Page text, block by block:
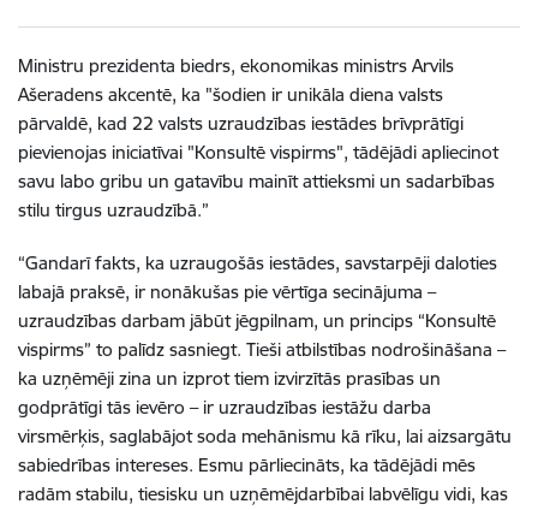
Ministru prezidenta biedrs, ekonomikas ministrs Arvils
Ašeradens akcentē, ka "šodien ir unikāla diena valsts
pārvaldē, kad 22 valsts uzraudzības iestādes brīvprātīgi
pievienojas iniciatīvai "Konsultē vispirms", tādējādi apliecinot
savu labo gribu un gatavību mainīt attieksmi un sadarbības
stilu tirgus uzraudzībā.”
“Gandarī fakts, ka uzraugošās iestādes, savstarpēji daloties
labajā praksē, ir nonākušas pie vērtīga secinājuma –
uzraudzības darbam jābūt jēgpilnam, un princips “Konsultē
vispirms” to palīdz sasniegt. Tieši atbilstības nodrošināšana –
ka uzņēmēji zina un izprot tiem izvirzītās prasības un
godprātīgi tās ievēro – ir uzraudzības iestāžu darba
virsmērķis, saglabājot soda mehānismu kā rīku, lai aizsargātu
sabiedrības intereses. Esmu pārliecināts, ka tādējādi mēs
radām stabilu, tiesisku un uzņēmējdarbībai labvēlīgu vidi, kas